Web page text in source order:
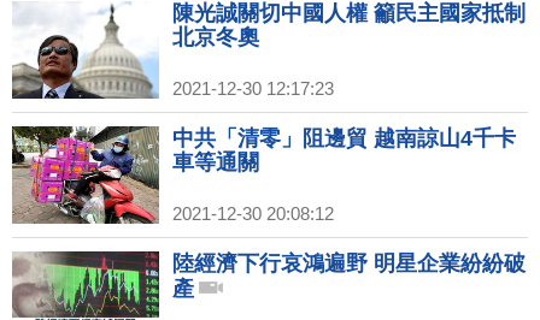
陳光誠關切中國人權 籲民主國家抵制
北京冬奧
2021-12-30 12:17:23
中共「清零」阻邊貿 越南諒山4千卡
車等通關
2021-12-30 20:08:12
陸經濟下行哀鴻遍野 明星企業紛紛破
產